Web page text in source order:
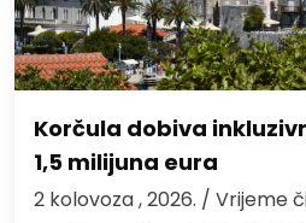
Korčula dobiva
1,5 milijuna eura
2 kolovoza , 2026. / Vrijeme